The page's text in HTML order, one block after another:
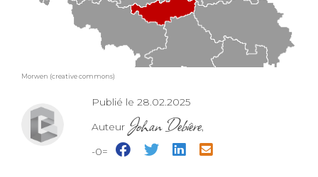
Morwen (creative commons)
Publié le 28.02.2025
Auteur Johan Debière,
-0=